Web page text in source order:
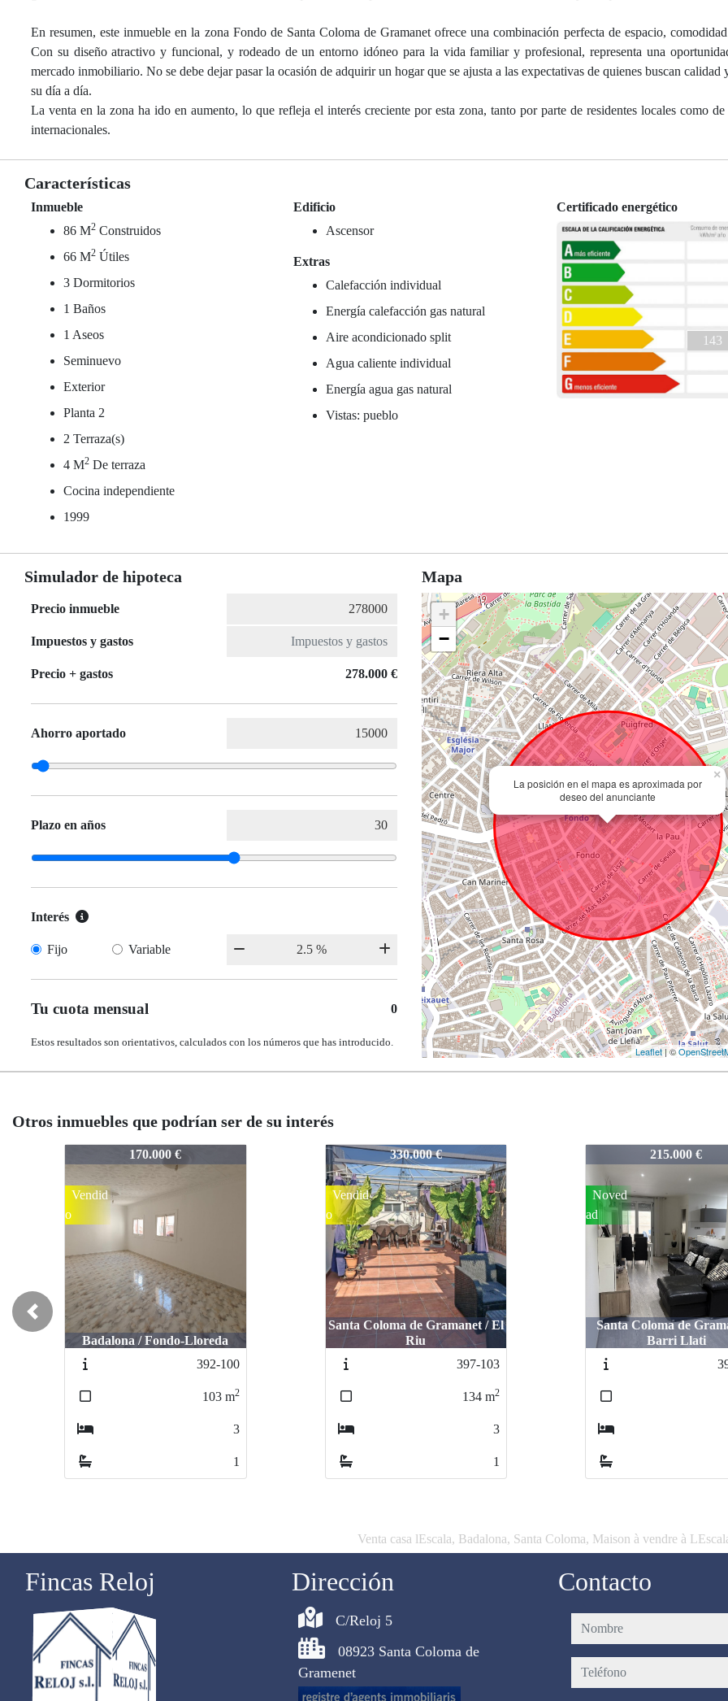
En resumen, este inmueble en la zona Fondo de Santa Coloma de Gramanet ofrece una combinación perfecta de espacio,
Con su diseño atractivo y funcional, y rodeado de un entorno idóneo para la vida familiar y profesional, representa una
mercado inmobiliario. No se debe dejar pasar la ocasión de adquirir un hogar que se ajusta a las expectativas de quienes buscan calidad
su día a día.
La venta en la zona ha ido en aumento, lo que refleja el interés creciente por esta zona, tanto por parte de residentes locales como de
internacionales.
Características
Inmueble
86 M2 Construidos
66 M2 Útiles
3 Dormitorios
1 Baños
1 Aseos
Seminuevo
Exterior
Planta 2
2 Terraza(s)
4 M2 De terraza
Cocina independiente
1999
Edificio
Ascensor
Extras
Calefacción individual
Energía calefacción gas natural
Aire acondicionado split
Agua caliente individual
Energía agua gas natural
Vistas: pueblo
Certificado energético
143
Simulador de hipoteca
Precio inmueble
Impuestos y gastos
Precio + gastos 278.000 €
Ahorro aportado
Plazo en años
Interés
Fijo Variable
Tu cuota mensual 0
Estos resultados son orientativos, calculados con los números que has introducido.
Mapa
La posición en el mapa es aproximada por
deseo del anunciante
×
+
−
Leaflet| ©
Otros inmuebles que podrían ser de su interés
330.000 €
Santa Coloma de Gramanet / El
Riu
Vendid
o
397-103
134 m2
3
1
396-102 215.000 €
Santa Coloma de Gramanet /
Barri Llati
Noved
ad
399-105
66m2
2
1
298.000 €
Santa Coloma de
Centro
Rebaja
do
Previous
Venta casa lEscala, Badalona, Santa Coloma, Maison à vendre à
Fincas Reloj Dirección
C/Reloj 5
08923 Santa Coloma de
Gramenet
Contacto
nombre
teléfono